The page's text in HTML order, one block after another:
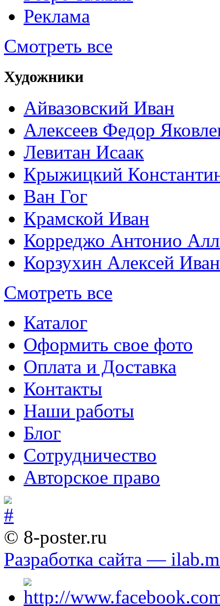
Реклама
Смотреть все
Художники
Айвазовский Иван
Алексеев Федор
Левитан Исаак
Крыжицкий
Ван Гог
Крамской Иван
Корреджо Антонио
Корзухин Алексей
Смотреть все
Каталог
Оформить свое фото
Оплата и Доставка
Контакты
Наши работы
Блог
Сотрудничество
Авторское право
© 8-poster.ru
Разработка сайта —